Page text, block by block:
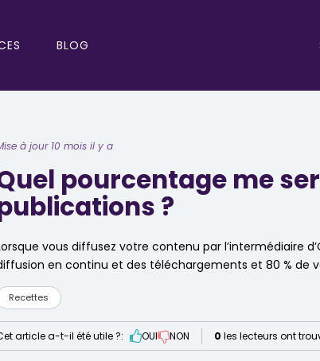
BLOG
à jour 10 mois il y a
pourcentage me
?
vous diffusez votre contenu par l’intermédiaire
en continu et des téléchargements et 80 % de
Recettes
article a-t-il été utile ?: OUI NON 0 les lecteurs ont